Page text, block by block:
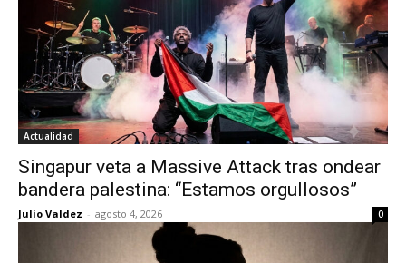
Actualidad
Singapur veta a Massive Attack tras ondear
bandera palestina: “Estamos orgullosos”
Julio Valdez - agosto 4, 2026 0